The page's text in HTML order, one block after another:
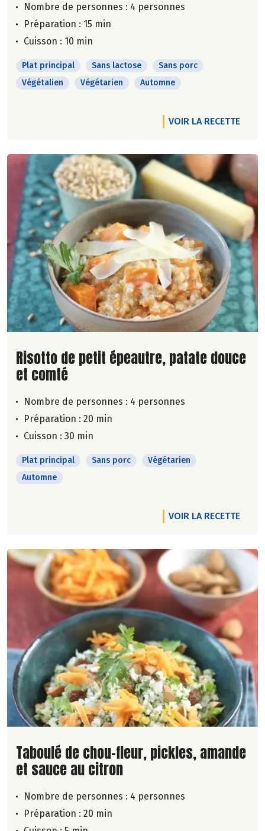
Nombre de personnes : 4 personnes
Préparation : 15 min
Cuisson : 10 min
Plat principal Sans lactose
Sans porc
Végétalien
Végétarien Automne
VOIR LA RECETTE
Lire la suite de la recette
Risotto de petit épeautre, patate douce
et comté
Nombre de personnes : 4 personnes
Préparation : 20 min
Cuisson : 30 min
Plat principal Sans porc
Végétarien
Automne
VOIR LA RECETTE
Lire la suite de la recette
Taboulé de chou-fleur, pickles, amande
et sauce au citron
Nombre de personnes : 4 personnes
Préparation : 20 min